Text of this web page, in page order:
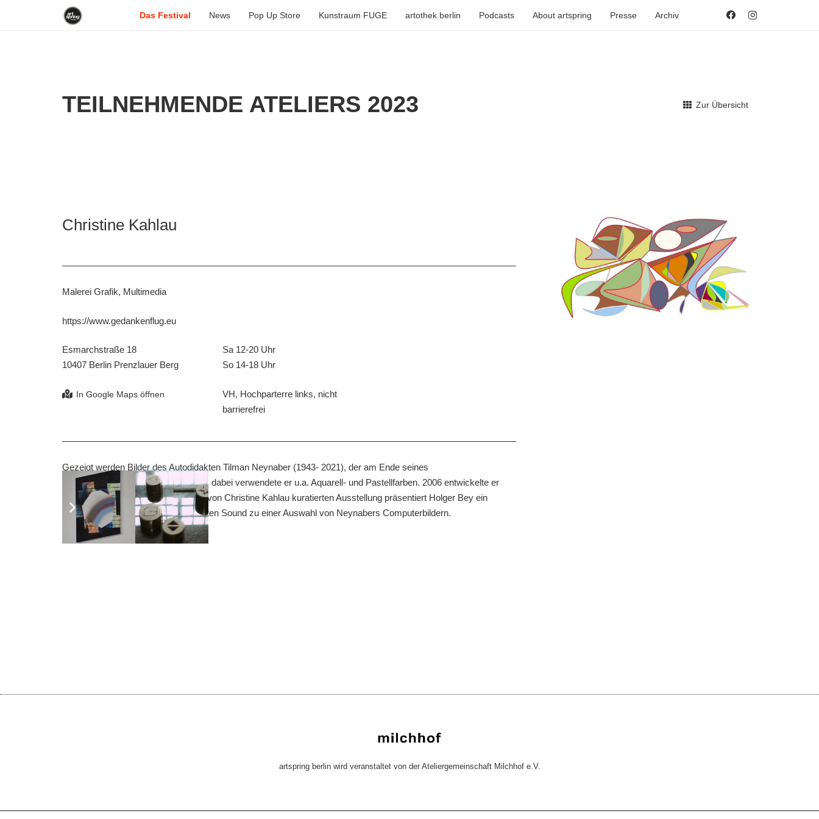
Das Festival News Pop Up Store Kunstraum FUGE artothek berlin Podcasts About artspring Presse Archiv
TEILNEHMENDE ATELIERS 2023 Zur Übersicht
Christine Kahlau
Malerei Grafik, Multimedia
https://www.gedankenflug.eu
Esmarchstraße 18
10407 Berlin Prenzlauer Berg
Sa 12-20 Uhr
So 14-18 Uhr
VH, Hochparterre links, nicht
barrierefrei
Gezeigt werden Bilder des Autodidakten Tilman Neynaber (1943- 2021), der am Ende seines
Lebens intensiv zeichnete und malte, dabei verwendete er u.a. Aquarell- und Pastellfarben. 2006 entwickelte er
Zeichnungen m. H. von Paint. In der von Christine Kahlau kuratierten Ausstellung präsentiert Holger Bey ein
Fotovideo mit eigens dafür entwickelten Sound zu einer Auswahl von Neynabers Computerbildern.
artspring berlin wird veranstaltet von der Ateliergemeinschaft Milchhof e.V.